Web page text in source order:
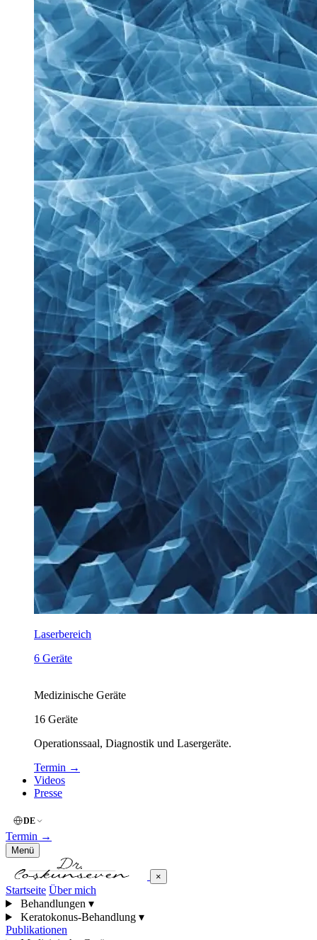
Laserbereich
6 Geräte
Medizinische Geräte
16 Geräte
Operationssaal, Diagnostik und Lasergeräte.
Termin →
Videos
Presse
DE
Termin →
Menü
×
Startseite Über mich
Behandlungen ▾
Keratokonus-Behandlung ▾
Publikationen